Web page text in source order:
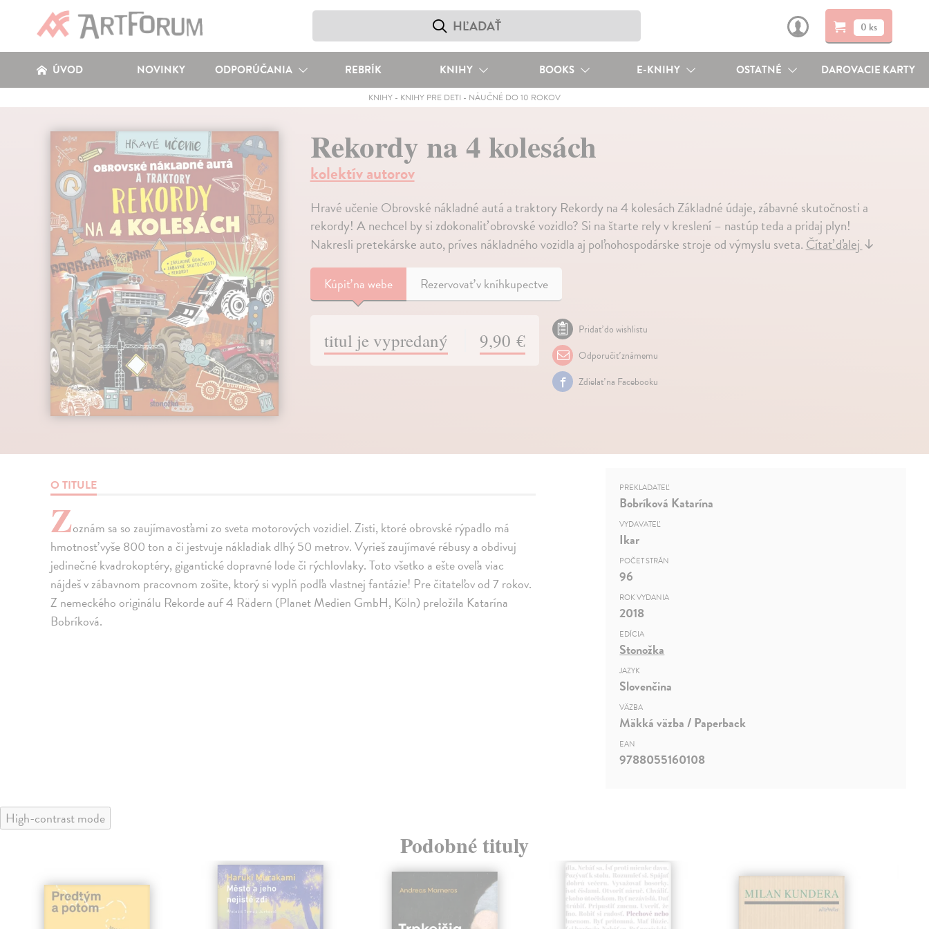
0 ks
ÚVOD NOVINKY ODPORÚČANIA REBRÍK KNIHY BOOKS E-KNIHY OSTATNÉ DAROVACIE KARTY
KNIHY- KNIHY PRE DETI - NÁUČNÉ DO 10 ROKOV
Rekordy na 4 kolesách
kolektív autorov
Hravé učenie Obrovské nákladné autá a traktory Rekordy na 4 kolesách Základné údaje, zábavné skutočnosti a
rekordy! A nechcel by si zdokonaliť obrovské vozidlo? Si na štarte rely v kreslení – nastúp teda a pridaj plyn!
Nakresli pretekárske auto, príves nákladného vozidla aj poľnohospodárske stroje od výmyslu sveta.Čítať ďalej↓
Kúpiťna webe Rezervovať v kníhkupectve
titul je vypredaný 9,90 €
Pridať do wishlistu
Odporučiť známemu
Zdielať na Facebooku
O TITULE
Zoznám sa so zaujímavosťami zo sveta motorových vozidiel. Zisti, ktoré obrovské rýpadlo má
hmotnosť vyše 800 ton a či jestvuje nákladiak dlhý 50 metrov. Vyrieš zaujímavé rébusy a obdivuj
jedinečné kvadrokoptéry, gigantické dopravné lode či rýchlovlaky. Toto všetko a ešte oveľa viac
nájdeš v zábavnom pracovnom zošite, ktorý si vyplň podľa vlastnej fantázie! Pre čitateľov od 7 rokov.
Z nemeckého originálu Rekorde auf 4 Rädern (Planet Medien GmbH, Köln) preložila Katarína
Bobríková.
PREKLADATEĽ
Bobríková Katarína
VYDAVATEĽ
Ikar
POČET STRÁN
96
ROK VYDANIA
2018
EDÍCIA
Stonožka
JAZYK
Slovenčina
VÄZBA
Mäkká väzba / Paperback
EAN
9788055160108
High-contrast mode
Podobné tituly